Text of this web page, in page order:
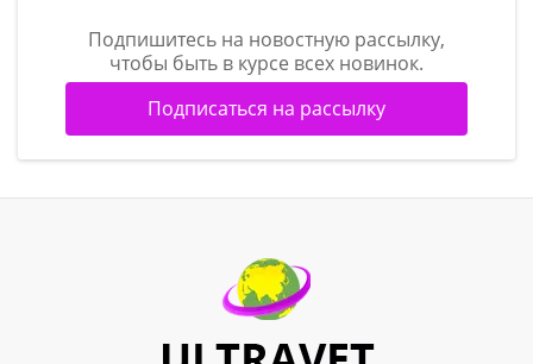
Подпишитесь на новостную рассылку,
чтобы быть в курсе всех новинок.
Подписаться на рассылку